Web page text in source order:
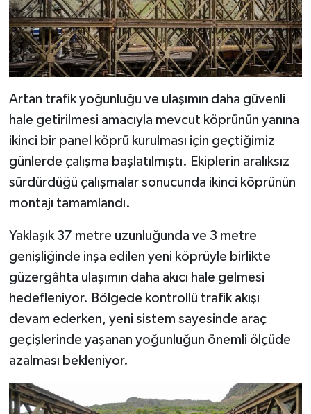
Artan trafik yoğunluğu ve ulaşımın daha güvenli
hale getirilmesi amacıyla mevcut köprünün yanına
ikinci bir panel köprü kurulması için geçtiğimiz
günlerde çalışma başlatılmıştı. Ekiplerin aralıksız
sürdürdüğü çalışmalar sonucunda ikinci köprünün
montajı tamamlandı.
Yaklaşık 37 metre uzunluğunda ve 3 metre
genişliğinde inşa edilen yeni köprüyle birlikte
güzergâhta ulaşımın daha akıcı hale gelmesi
hedefleniyor. Bölgede kontrollü trafik akışı
devam ederken, yeni sistem sayesinde araç
geçişlerinde yaşanan yoğunluğun önemli ölçüde
azalması bekleniyor.